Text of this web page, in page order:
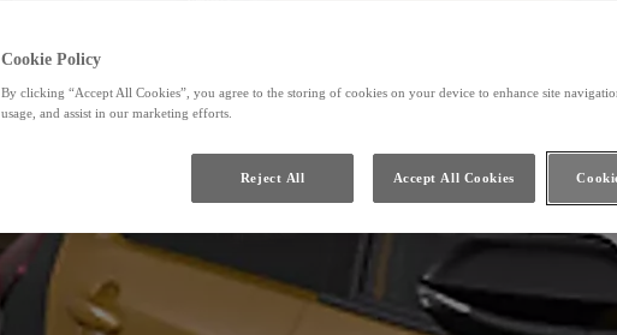
Cookie Policy
By clicking “Accept All Cookies”, you agree to the storing of cookies on your device to enhance site
usage, and assist in our marketing efforts.
Reject All Accept All Cookies